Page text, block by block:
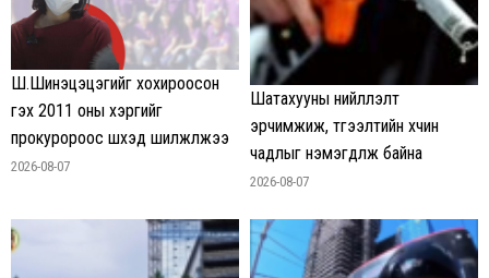
Ш.Шинэцэцэгийг хохироосон
гэх 2011 оны хэргийг
прокуророос шүүхэд шилжүүлжээ
2026-08-07
Шатахууны нийлүүлэлт
эрчимжиж, түгээлтийн хүчин
чадлыг нэмэгдүүлж байна
2026-08-07